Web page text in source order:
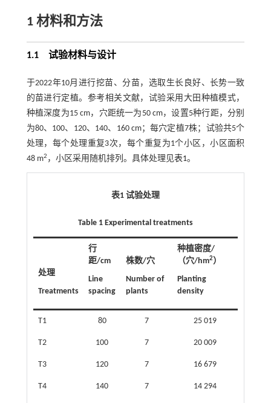
1 材料和方法
1.1 试验材料与设计
于2022年10月进行挖苗、分苗，选取生长良好、长势一致
的苗进行定植。参考相关文献，试验采用大田种植模式，
种植深度为15 cm，穴距统一为50 cm，设置5种行距，分别
为80、100、120、140、160 cm；每穴定植7株；试验共5个
处理，每个处理重复3次，每个重复为1个小区，小区面积
48 m2 ，小区采用随机排列。具体处理见表1。
表1 试验处理
Table 1 Experimental treatments
处理
Treatments
行
距/cm
Line
spacing
株数/穴
Number of
plants
种植密度/
（穴/hm2）
Planting
density
T1 80 7 25 019
T2 100 7 20 009
T3 120 7 16 679
T4 140 7 14 294